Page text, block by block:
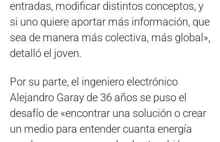
entradas, modificar distintos conceptos, y
si uno quiere aportar más información, que
sea de manera más colectiva, más global»,
detalló el joven.
Por su parte, el ingeniero electrónico
Alejandro Garay de 36 años se puso el
desafío de «encontrar una solución o crear
un medio para entender cuanta energía